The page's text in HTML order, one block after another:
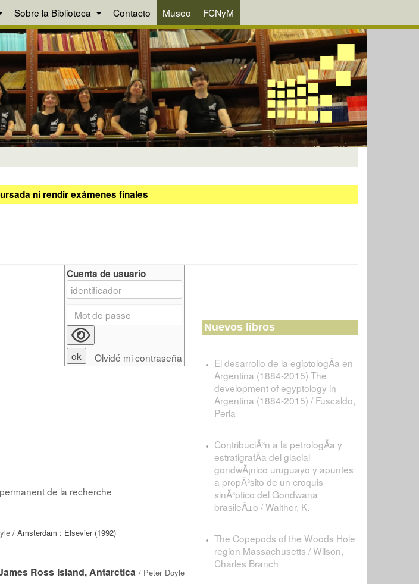
Sobre la Biblioteca Contacto Museo FCNyM
ni rendir exámenes finales
de la recherche
/ Amsterdam : Elsevier (1992)
Ross Island, Antarctica / Peter Doyle
Cuenta de usuario
Olvidé mi contraseña
Nuevos libros
El desarrollo de la egiptologÃ­a en
Argentina (1884-2015) The
development of egyptology in
Argentina (1884-2015) / Fuscaldo,
Perla
ContribuciÃ³n a la petrologÃ­a y
estratigrafÃ­a del glacial
gondwÃ¡nico uruguayo y apuntes
a propÃ³sito de un croquis
sinÃ³ptico del Gondwana
brasileÃ±o / Walther, K.
The Copepods of the Woods Hole
region Massachusetts / Wilson,
Charles Branch